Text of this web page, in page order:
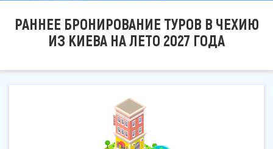
РАННЕЕ БРОНИРОВАНИЕ ТУРОВ В ЧЕХИЮ
ИЗ КИЕВА НА ЛЕТО 2027 ГОДА